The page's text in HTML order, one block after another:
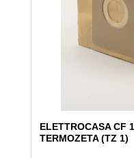
ELETTROCASA CF
TERMOZETA (TZ 1)